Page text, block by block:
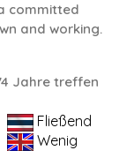
committed
and working.
Jahre treffen
Fließend
Wenig